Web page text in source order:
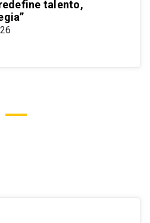
talento,